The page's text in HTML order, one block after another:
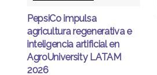
PepsiCo impulsa
agricultura regenerativa e
inteligencia artificial en
AgroUniversity LATAM
2026